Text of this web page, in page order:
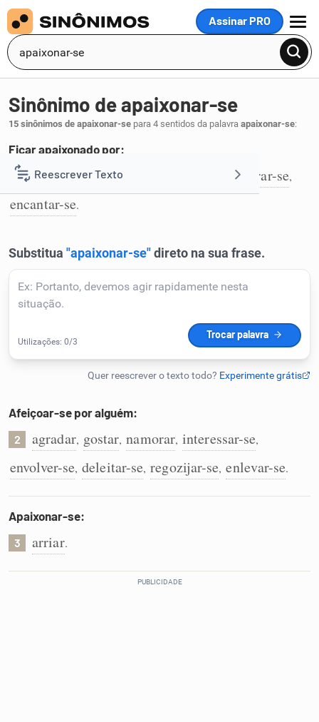
Assinar PRO
MENU
Reescrever Texto
Resumir Texto
Corrigir Texto
Detector de IA
Humanizador de IA
Cata-letras
Conexões
Caça-palavras
Dicionário
Sinônimo de apaixonar-se
15 sinônimos de apaixonar-se para 4 sentidos da palavra apaixonar-se:
Ficar apaixonado por:
1 fissurar,afeiçoar-se enamorar-se,
encantar-se.
Afeiçoar-se por alguém:
2 agradar, gostar, namorar, interessar-se,
envolver-se, deleitar-se, regozijar-se, enlevar-se.
Apaixonar-se:
3 arriar.